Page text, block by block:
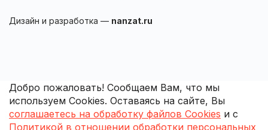
Дизайн и разработка — nanzat.ru
Добро пожаловать! Сообщаем Вам, что мы
используем Cookies. Оставаясь на сайте, Вы
соглашаетесь на обработку файлов Cookies и с
Политикой в отношении обработки персональных